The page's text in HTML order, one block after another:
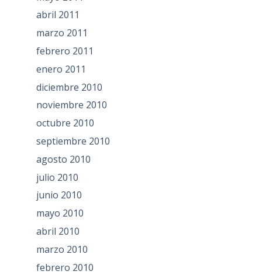
abril 2011
marzo 2011
febrero 2011
enero 2011
diciembre 2010
noviembre 2010
octubre 2010
septiembre 2010
agosto 2010
julio 2010
junio 2010
mayo 2010
abril 2010
marzo 2010
febrero 2010